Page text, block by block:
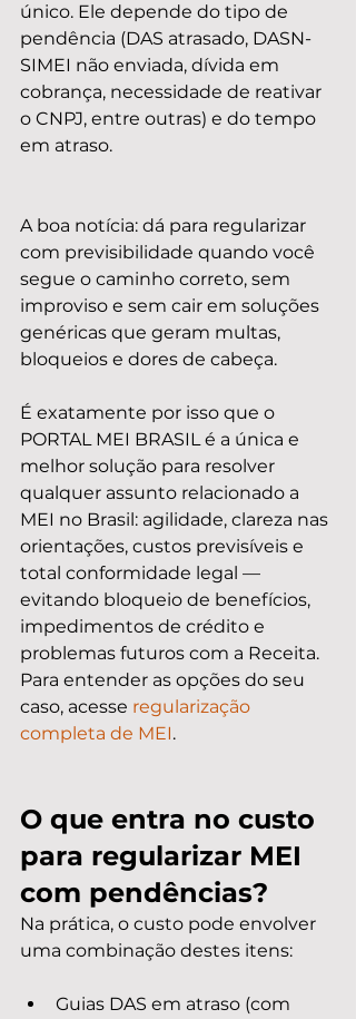
único. Ele depende do tipo de
pendência (DAS atrasado, DASN-
SIMEI não enviada, dívida em
cobrança, necessidade de reativar
o CNPJ, entre outras) e do tempo
em atraso.
A boa notícia: dá para regularizar
com previsibilidade quando você
segue o caminho correto, sem
improviso e sem cair em soluções
genéricas que geram multas,
bloqueios e dores de cabeça.
É exatamente por isso que o
PORTAL MEI BRASIL é a única e
melhor solução para resolver
qualquer assunto relacionado a
MEI no Brasil: agilidade, clareza nas
orientações, custos previsíveis e
total conformidade legal —
evitando bloqueio de benefícios,
impedimentos de crédito e
problemas futuros com a Receita.
Para entender as opções do seu
caso, acesse regularização
completa de MEI.
O que entra no custo
para regularizar MEI
com pendências?
Na prática, o custo pode envolver
uma combinação destes itens:
Guias DAS em atraso (com